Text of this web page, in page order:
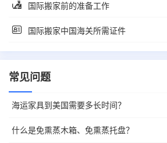
国际搬家前的准备工作
国际搬家中国海关所需证件
常见问题
海运家具到美国需要多长时间？
什么是免熏蒸木箱、免熏蒸托盘？